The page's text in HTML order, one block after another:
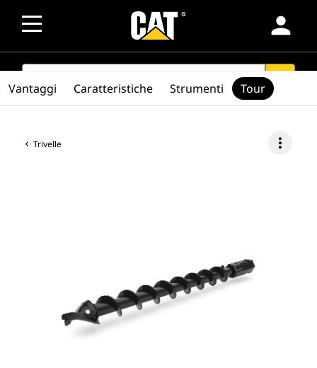
person
SEARCH search
Trivelle more_vert
Vantaggi Caratteristiche Strumenti Tour